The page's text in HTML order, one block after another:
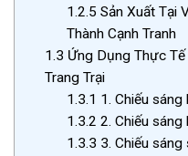
1.2.5 Sản Xuất Tại
Thành Cạnh Tranh
1.3 Ứng Dụng Thực
Trang Trại
1.3.1 1. Chiếu
1.3.2 2. Chiếu
1.3.3 3. Chiếu